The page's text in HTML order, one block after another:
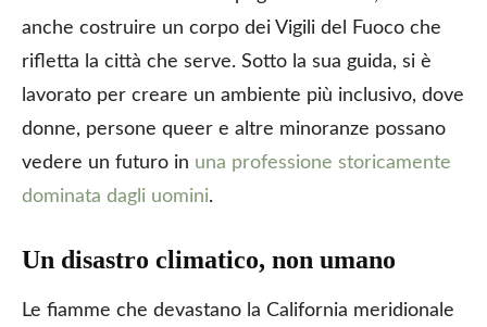
anche costruire un corpo dei Vigili del Fuoco che
rifletta la città che serve. Sotto la sua guida, si è
lavorato per creare un ambiente più inclusivo, dove
donne, persone queer e altre minoranze possano
vedere un futuro in una professione storicamente
dominata dagli uomini.
Un disastro climatico, non umano
Le fiamme che devastano la California meridionale